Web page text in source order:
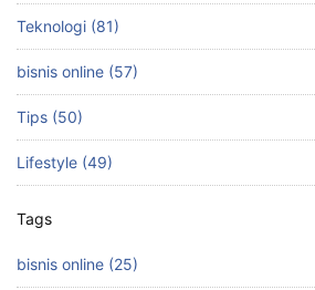
Teknologi (81)
bisnis online (57)
Tips (50)
Lifestyle (49)
Tags
bisnis online (25)